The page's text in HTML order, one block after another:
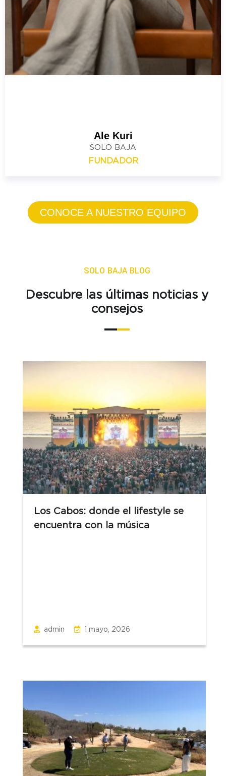
Ale Kuri
SOLO BAJA
FUNDADOR
CONOCE A NUESTRO EQUIPO
SOLO BAJA BLOG
Descubre las últimas noticias y
consejos
Los Cabos: donde el lifestyle se
encuentra con la música
admin 1 mayo, 2026